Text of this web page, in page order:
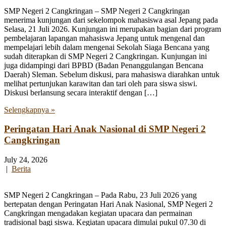
SMP Negeri 2 Cangkringan – SMP Negeri 2 Cangkringan
menerima kunjungan dari sekelompok mahasiswa asal Jepang pada
Selasa, 21 Juli 2026. Kunjungan ini merupakan bagian dari program
pembelajaran lapangan mahasiswa Jepang untuk mengenal dan
mempelajari lebih dalam mengenai Sekolah Siaga Bencana yang
sudah diterapkan di SMP Negeri 2 Cangkringan. Kunjungan ini
juga didampingi dari BPBD (Badan Penanggulangan Bencana
Daerah) Sleman. Sebelum diskusi, para mahasiswa diarahkan untuk
melihat pertunjukan karawitan dan tari oleh para siswa siswi.
Diskusi berlansung secara interaktif dengan […]
Selengkapnya »
Peringatan Hari Anak Nasional di SMP Negeri 2
Cangkringan
July 24, 2026
| Berita
SMP Negeri 2 Cangkringan – Pada Rabu, 23 Juli 2026 yang
bertepatan dengan Peringatan Hari Anak Nasional, SMP Negeri 2
Cangkringan mengadakan kegiatan upacara dan permainan
tradisional bagi siswa. Kegiatan upacara dimulai pukul 07.30 di